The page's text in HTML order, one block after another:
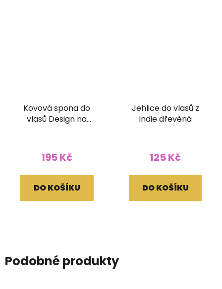
Kovová spona do
vlasů Design na
195 Kč
DO KOŠÍKU
Jehlice do vlasů z
Indie dřevěná
125 Kč
DO KOŠÍKU
Podobné produkty